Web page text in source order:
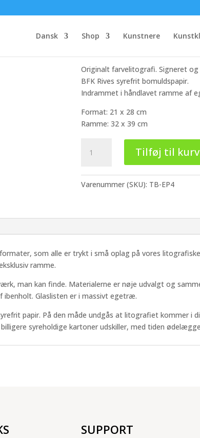
Dansk Shop Kunstnere
2.200,00kr.
Originalt farvelitografi. Signeret
BFK Rives syrefrit bomuldspapir.
Indrammet i håndlavet ramme af
Format: 21 x 28 cm
Ramme: 32 x 39 cm
Boesen
Tilføj til kurv
Varenummer (SKU): TB-EP4
som alle er trykt i små oplag på vores
ramme.
man kan finde. Materialerne er nøje udvalgt og
Glaslisten er i massivt egetræ.
papir. På den måde undgås at litografiet kommer i
syreholdige kartoner udskiller, med tiden
SUPPORT